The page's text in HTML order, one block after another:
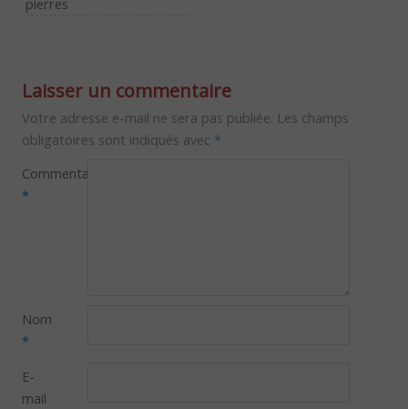
Laisser un commentaire
Votre adresse e-mail ne sera pas publiée. Les champs
obligatoires sont indiqués avec *
Commentaire
*
Nom
*
E-
mail